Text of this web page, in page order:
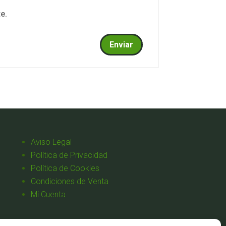
Aviso Legal
Política de Privacidad
Política de Cookies
Condiciones de Venta
Mi Cuenta